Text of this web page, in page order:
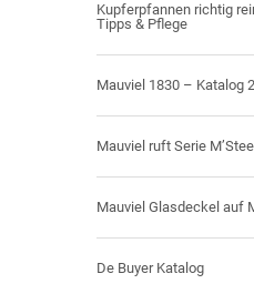
Kupferpfannen richtig
Tipps & Pflege
Mauviel 1830 – Katalog
Mauviel ruft Serie
Mauviel Glasdeckel auf
De Buyer Katalog